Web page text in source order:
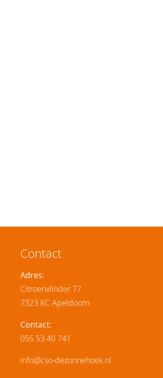
Contact
Adres:
Citroenvlinder 77
7323 RC Apeldoorn
Contact:
055 53 40 741
info@cso-dezonnehoek.nl